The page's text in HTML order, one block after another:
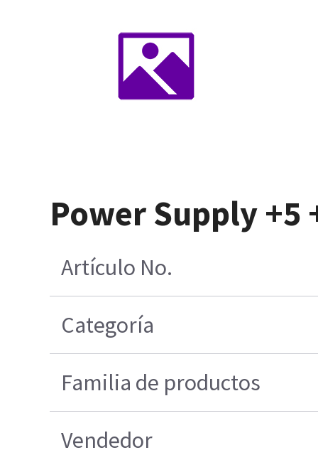
Power Supply +5
Artículo No.
Categoría
Familia de productos
Vendedor